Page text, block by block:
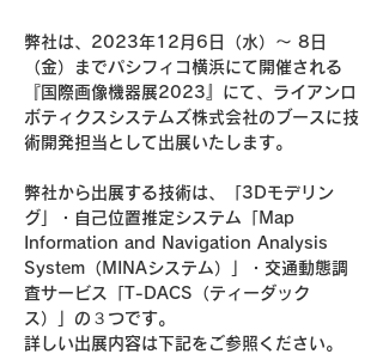
弊社は、2023年12月6日（水）〜 8日
（金）までパシフィコ横浜にて開催される
『国際画像機器展2023』にて、ライアンロ
ボティクスシステムズ株式会社のブースに技
術開発担当として出展いたします。
弊社から出展する技術は、「3Dモデリン
グ」・自己位置推定システム「Map
Information and Navigation Analysis
System（MINAシステム）」・交通動態調
査サービス「T-DACS（ティーダック
ス）」の３つです。
詳しい出展内容は下記をご参照ください。